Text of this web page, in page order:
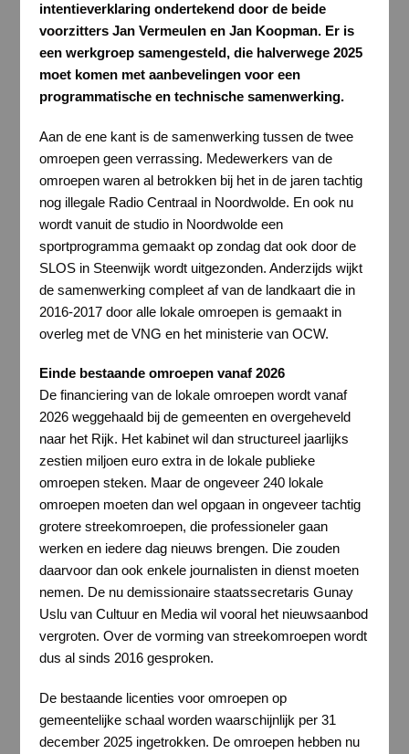
intentieverklaring ondertekend door de beide
voorzitters Jan Vermeulen en Jan Koopman. Er is
een werkgroep samengesteld, die halverwege 2025
moet komen met aanbevelingen voor een
programmatische en technische samenwerking.
Aan de ene kant is de samenwerking tussen de twee
omroepen geen verrassing. Medewerkers van de
omroepen waren al betrokken bij het in de jaren tachtig
nog illegale Radio Centraal in Noordwolde. En ook nu
wordt vanuit de studio in Noordwolde een
sportprogramma gemaakt op zondag dat ook door de
SLOS in Steenwijk wordt uitgezonden. Anderzijds wijkt
de samenwerking compleet af van de landkaart die in
2016-2017 door alle lokale omroepen is gemaakt in
overleg met de VNG en het ministerie van OCW.
Einde bestaande omroepen vanaf 2026
De financiering van de lokale omroepen wordt vanaf
2026 weggehaald bij de gemeenten en overgeheveld
naar het Rijk. Het kabinet wil dan structureel jaarlijks
zestien miljoen euro extra in de lokale publieke
omroepen steken. Maar de ongeveer 240 lokale
omroepen moeten dan wel opgaan in ongeveer tachtig
grotere streekomroepen, die professioneler gaan
werken en iedere dag nieuws brengen. Die zouden
daarvoor dan ook enkele journalisten in dienst moeten
nemen. De nu demissionaire staatssecretaris Gunay
Uslu van Cultuur en Media wil vooral het nieuwsaanbod
vergroten. Over de vorming van streekomroepen wordt
dus al sinds 2016 gesproken.
De bestaande licenties voor omroepen op
gemeentelijke schaal worden waarschijnlijk per 31
december 2025 ingetrokken. De omroepen hebben nu